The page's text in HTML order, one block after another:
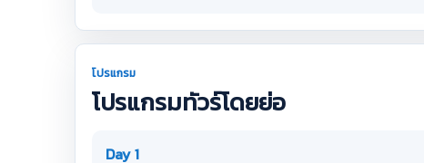
โปรแกรม
โปรแกรมทัวร์โดยย่อ
Day 1